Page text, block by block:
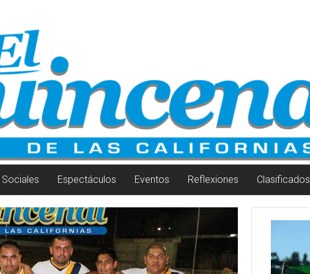
Sociales Espectáculos Eventos Reflexiones Clasificados